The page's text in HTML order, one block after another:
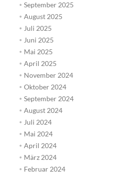
September 2025
August 2025
Juli 2025
Juni 2025
Mai 2025
April 2025
November 2024
Oktober 2024
September 2024
August 2024
Juli 2024
Mai 2024
April 2024
März 2024
Februar 2024